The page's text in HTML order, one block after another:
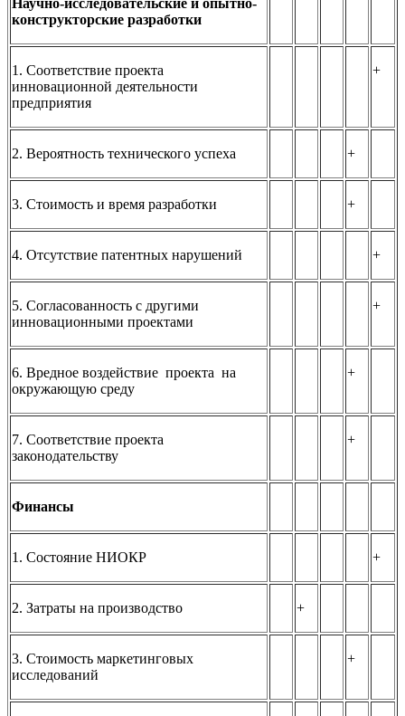
конструкторские разработки
1. Соответствие проекта
инновационной деятельности
предприятия
+
2. Вероятность технического успеха +
3. Стоимость и время разработки +
4. Отсутствие патентных нарушений +
5. Согласованность с другими
инновационными проектами
+
6. Вредное воздействие проекта на
окружающую среду
+
7. Соответствие проекта
законодательству
+
Финансы
1. Состояние НИОКР +
2. Затраты на производство +
3. Стоимость маркетинговых
исследований
+